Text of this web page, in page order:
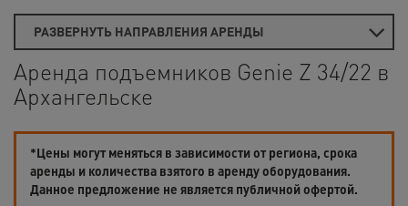
РАЗВЕРНУТЬ НАПРАВЛЕНИЯ АРЕНДЫ
Аренда подъемников Genie Z 34/22 в
Архангельске
*Цены могут меняться в зависимости от региона, срока
аренды и количества взятого в аренду оборудования.
Данное предложение не является публичной офертой.